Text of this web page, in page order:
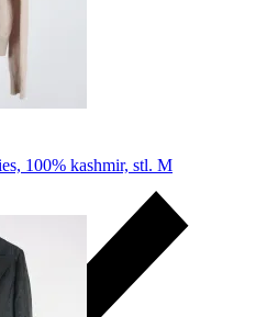
100% kashmir, stl. M